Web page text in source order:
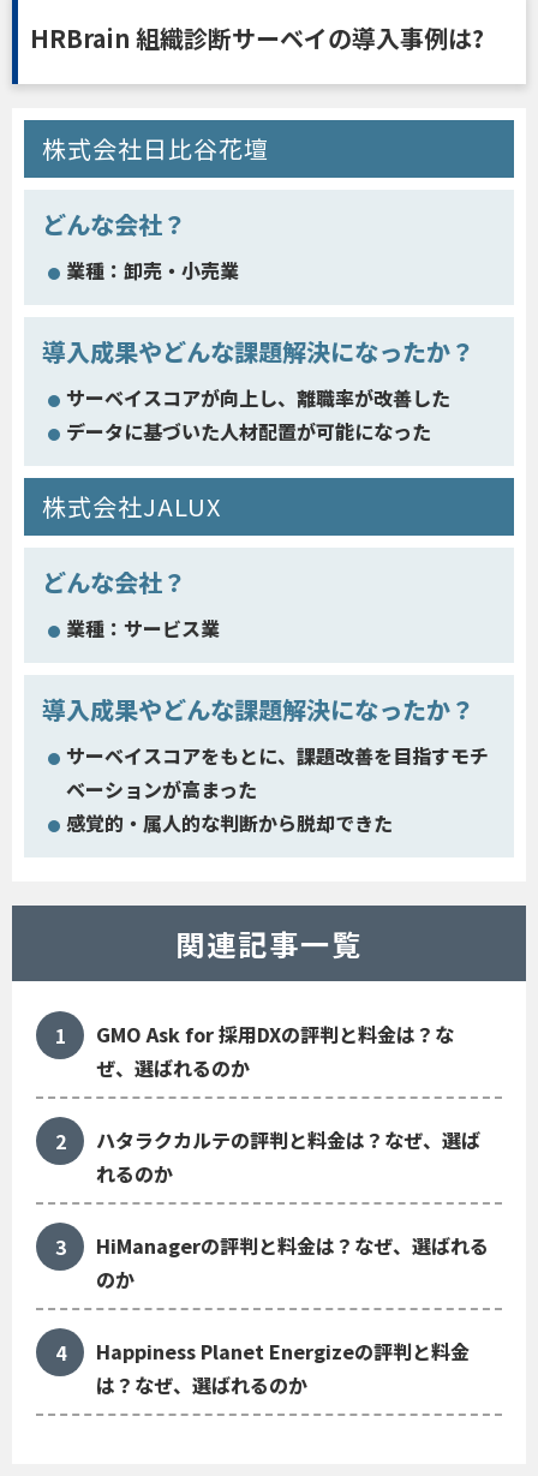
HRBrain 組織診断サーベイの導入事例は?
株式会社日比谷花壇
どんな会社？
業種：卸売・小売業
導入成果やどんな課題解決になったか？
サーベイスコアが向上し、離職率が改善した
データに基づいた人材配置が可能になった
株式会社JALUX
どんな会社？
業種：サービス業
導入成果やどんな課題解決になったか？
サーベイスコアをもとに、課題改善を目指すモチ
ベーションが高まった
感覚的・属人的な判断から脱却できた
関連記事一覧
GMO Ask for 採用DXの評判と料金は？な
ぜ、選ばれるのか
ハタラクカルテの評判と料金は？なぜ、選ば
れるのか
HiManagerの評判と料金は？なぜ、選ばれる
のか
Happiness Planet Energizeの評判と料金
は？なぜ、選ばれるのか